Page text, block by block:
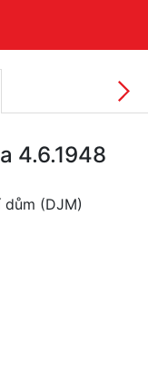
4.6.1948
dům (DJM)